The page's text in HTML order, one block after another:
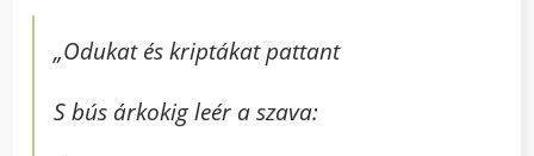
„Odukat és kriptákat pattant
S bús árkokig leér a szava: